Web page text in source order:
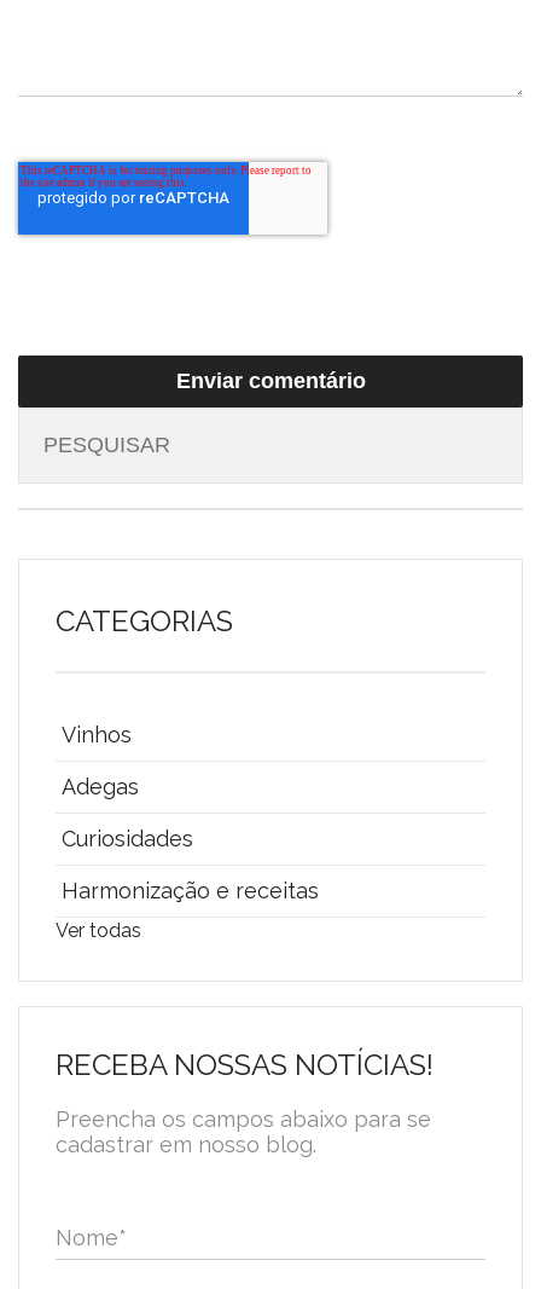
CATEGORIAS
Vinhos
Adegas
Curiosidades
Harmonização e receitas
Ver todas
RECEBA NOSSAS NOTÍCIAS!
Preencha os campos abaixo para se
cadastrar em nosso blog.
Nome*